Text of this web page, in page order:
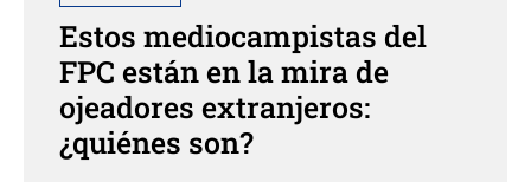
Estos mediocampistas del
FPC están en la mira de
ojeadores extranjeros:
¿quiénes son?